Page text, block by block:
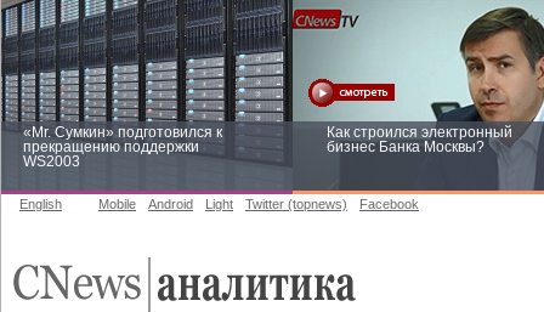
«Mr. Сумкин» подготовился к
прекращению поддержки
WS2003
Как строился электронный
бизнес Банка Москвы?
English Mobile Android Light Twitter (topnews) Facebook